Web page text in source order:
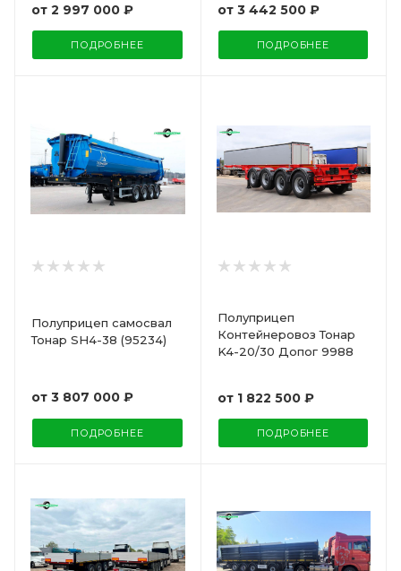
от 2 997 000 ₽
ПОДРОБНЕЕ
от 3 442 500 ₽
ПОДРОБНЕЕ
Полуприцеп самосвал
Тонар SH4-38 (95234)
от 3 807 000 ₽
ПОДРОБНЕЕ
Полуприцеп
Контейнеровоз Тонар
K4-20/30 Допог 9988
от 1 822 500 ₽
ПОДРОБНЕЕ